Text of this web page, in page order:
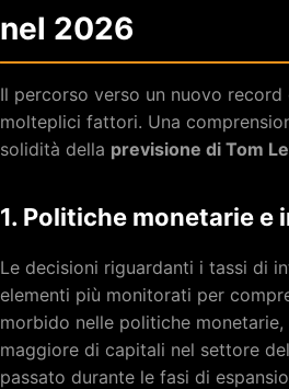
nel 2026
Il percorso verso un nuovo
molteplici fattori. Una
solidità della previsione di Tom
1. Politiche monetarie e
Le decisioni riguardanti i tassi di
elementi più monitorati per
morbido nelle politiche
maggiore di capitali nel settore
passato durante le fasi di